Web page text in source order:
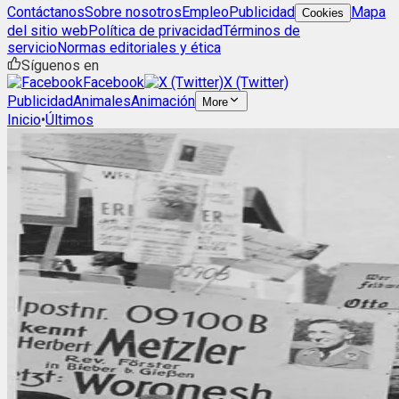
ContáctanosSobre nosotrosEmpleoPublicidad Cookies
Mapa
del sitio webPolítica de privacidadTérminos de
servicioNormas editoriales y ética
Síguenos en
Facebook
X (Twitter)
PublicidadAnimalesAnimación More
Inicio•Últimos